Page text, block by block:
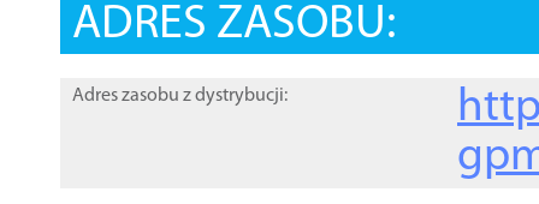
ADRES ZASOBU:
Adres zasobu z dystrybucji: